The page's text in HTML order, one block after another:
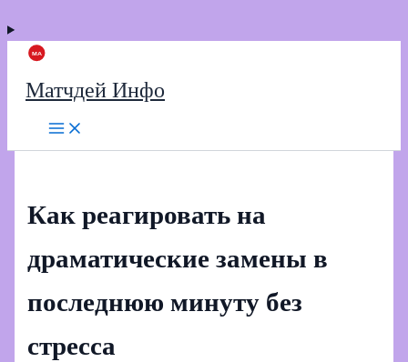
Матчдей Инфо
Как реагировать на
драматические замены в
последнюю минуту без
стресса